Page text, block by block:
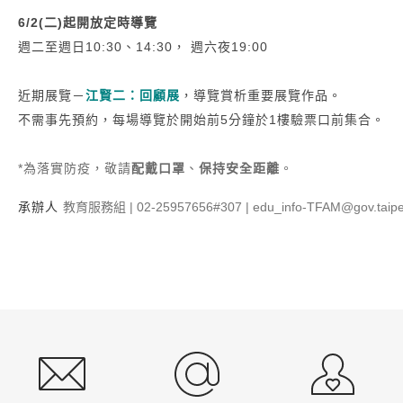
6/2(二)起開放定時導覽
週二至週日10:30、14:30， 週六夜19:00
近期展覽－江賢二：回顧展 ，導覽賞析重要展覽作品。
不需事先預約，每場導覽於開始前5分鐘於1樓驗票口前集合。
*為落實防疫，敬請配戴口罩 、 保持安全距離 。
承辦人 教育服務組 | 02-25957656#307 | edu_info-